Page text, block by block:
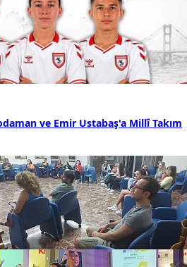
ve Emir Ustabaş'a Millî Takım